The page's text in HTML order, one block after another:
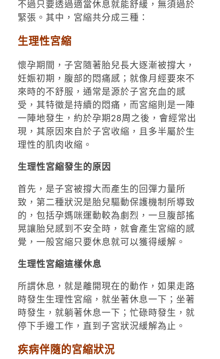
不過只要透過適當休息就能舒緩，無須過於
緊張。其中，宮縮共分成三種：
生理性宮縮
懷孕期間，子宮隨著胎兒長大逐漸被撐大，
妊娠初期，腹部的悶痛感；就像月經要來不
來時的不舒服，通常是源於子宮充血的感
受，其特徵是持續的悶痛，而宮縮則是一陣
一陣地發生，約於孕期28周之後，會經常出
現，其原因來自於子宮收縮，且多半屬於生
理性的肌肉收縮。
生理性宮縮發生的原因
首先，是子宮被撐大而產生的回彈力量所
致，第二種狀況是胎兒驅動保護機制所導致
的，包括孕媽咪運動較為劇烈，一旦腹部搖
晃讓胎兒感到不安全時，就會產生宮縮的感
覺，一般宮縮只要休息就可以獲得緩解。
生理性宮縮這樣休息
所謂休息，就是離開現在的動作，如果走路
時發生生理性宮縮，就坐著休息一下；坐著
時發生，就躺著休息一下；忙碌時發生，就
停下手邊工作，直到子宮狀況緩解為止。
疾病伴隨的宮縮狀況